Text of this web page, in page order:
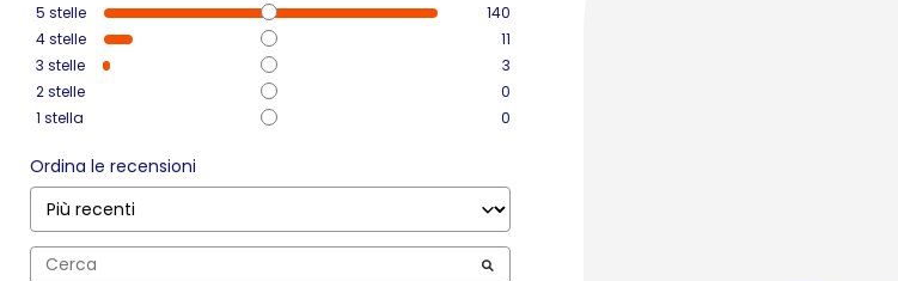
5 stelle
140
4stelle
11
3 stelle
3
2stelle
0
1 stella 0
Ordina le recensioni